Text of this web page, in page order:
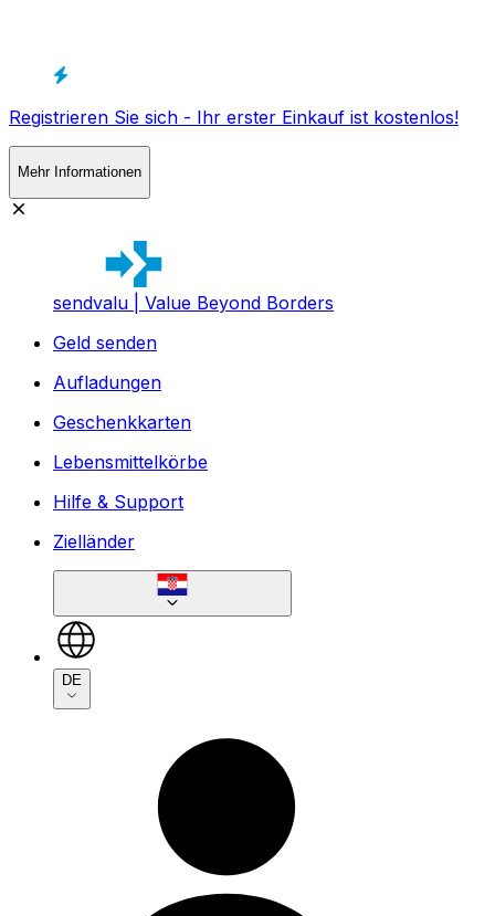
Registrieren Sie sich - Ihr erster Einkauf ist kostenlos!
Mehr Informationen
sendvalu | Value Beyond Borders
Geld senden
Aufladungen
Geschenkkarten
Lebensmittelkörbe
Hilfe & Support
Zielländer
DE